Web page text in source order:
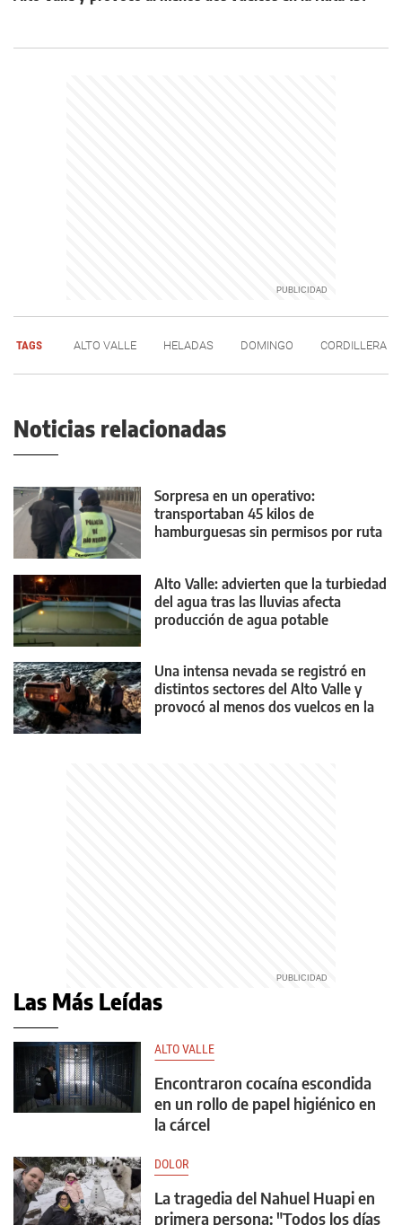
TAGS ALTO VALLE HELADAS DOMINGO CORDILLERA
Noticias relacionadas
Sorpresa en un operativo:
transportaban 45 kilos de
hamburguesas sin permisos por ruta
Alto Valle: advierten que la turbiedad
del agua tras las lluvias afecta
producción de agua potable
Una intensa nevada se registró en
distintos sectores del Alto Valle y
provocó al menos dos vuelcos en la
Las Más Leídas
ALTO VALLE
Encontraron cocaína escondida
en un rollo de papel higiénico en
la cárcel
DOLOR
La tragedia del Nahuel Huapi en
primera persona: "Todos los días